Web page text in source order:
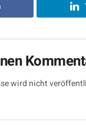
wird nicht